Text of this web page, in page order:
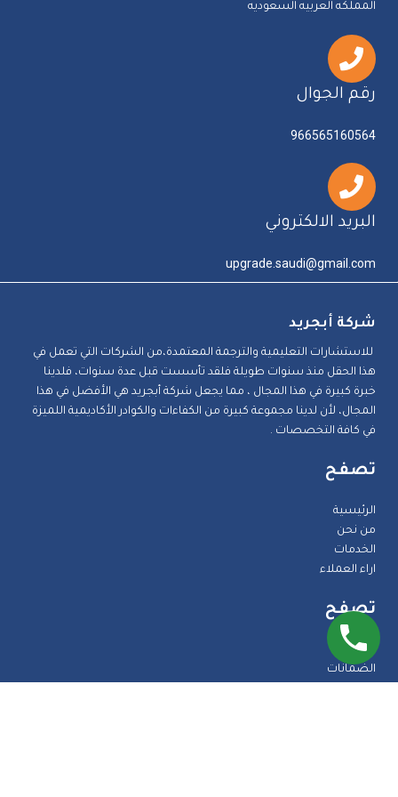
المملكه العربيه السعوديه
رقم الجوال
966565160564
البريد الالكتروني
upgrade.saudi@gmail.com
شركة أبجريد
للاستشارات التعليمية والترجمة المعتمدة،من الشركات التي تعمل في
هذا الحقل منذ سنوات طويلة فلقد تأسست قبل عدة سنوات، فلدينا
خبرة كبيرة في هذا المجال ، مما يجعل شركة أبجريد هي الأفضل في هذا
المجال، لأن لدينا مجموعة كبيرة من الكفاءات والكوادر الأكاديمية اللميزة
في كافة التخصصات .
تصفح
الرئيسية
من نحن
الخدمات
اراء العملاء
تصفح
المدونة
الضمانات